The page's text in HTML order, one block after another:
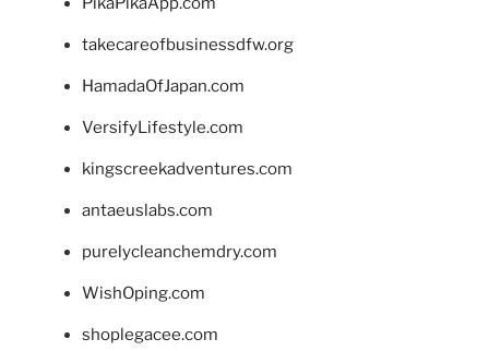
takecareofbusinessdfw.org
HamadaOfJapan.com
VersifyLifestyle.com
kingscreekadventures.com
antaeuslabs.com
purelycleanchemdry.com
WishOping.com
shoplegacee.com